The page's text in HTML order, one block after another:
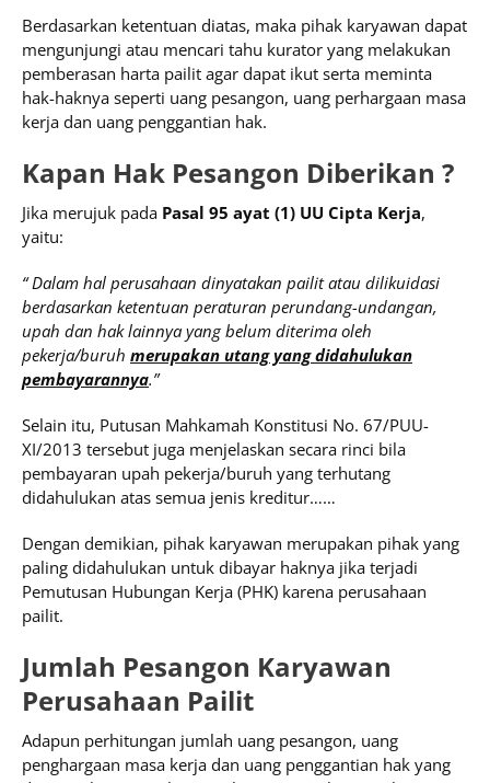
Berdasarkan ketentuan diatas, maka pihak karyawan dapat
mengunjungi atau mencari tahu kurator yang melakukan
pemberasan harta pailit agar dapat ikut serta meminta
hak-haknya seperti uang pesangon, uang perhargaan masa
kerja dan uang penggantian hak.
Kapan Hak Pesangon Diberikan ?
Jika merujuk pada Pasal 95 ayat (1) UU Cipta Kerja,
yaitu:
“ Dalam hal perusahaan dinyatakan pailit atau dilikuidasi
berdasarkan ketentuan peraturan perundang-undangan,
upah dan hak lainnya yang belum diterima oleh
pekerja/buruh merupakan utang yang didahulukan
pembayarannya.”
Selain itu, Putusan Mahkamah Konstitusi No. 67/PUU-
XI/2013 tersebut juga menjelaskan secara rinci bila
pembayaran upah pekerja/buruh yang terhutang
didahulukan atas semua jenis kreditur……
Dengan demikian, pihak karyawan merupakan pihak yang
paling didahulukan untuk dibayar haknya jika terjadi
Pemutusan Hubungan Kerja (PHK) karena perusahaan
pailit.
Jumlah Pesangon Karyawan
Perusahaan Pailit
Adapun perhitungan jumlah uang pesangon, uang
penghargaan masa kerja dan uang penggantian hak yang